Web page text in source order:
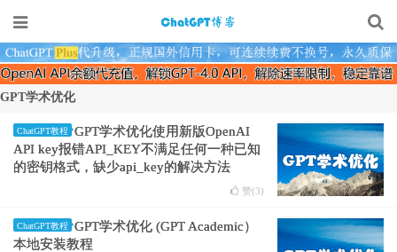
GPT学术优化
ChatGPT教程
GPT学术优化使用新版OpenAI
API key报错API_KEY不满足任何一种已知
的密钥格式，缺少api_key的解决方法
赞(3)
ChatGPT教程
GPT学术优化 (GPT Academic）
本地安装教程